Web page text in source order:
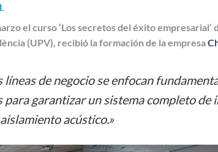
el curso ‘Los secretos del éxito
(UPV), recibió la formación de la empresa
líneas de negocio se enfocan
para garantizar un sistema completo de
acústico.»